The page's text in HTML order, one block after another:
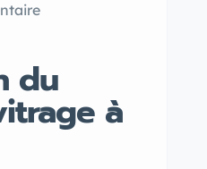
du
à